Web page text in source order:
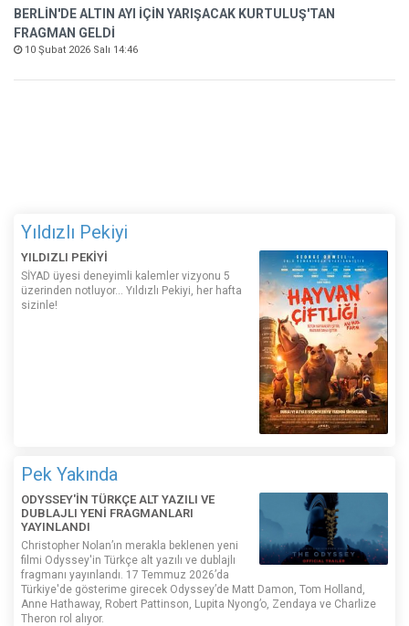
BERLİN'DE ALTIN AYI İÇİN YARIŞACAK KURTULUŞ'TAN
FRAGMAN GELDİ
10 Şubat 2026 Salı 14:46
Yıldızlı Pekiyi
YILDIZLI PEKİYİ
SİYAD üyesi deneyimli kalemler vizyonu 5
üzerinden notluyor... Yıldızlı Pekiyi, her hafta
sizinle!
Pek Yakında
ODYSSEY'İN TÜRKÇE ALT YAZILI VE
DUBLAJLI YENİ FRAGMANLARI
YAYINLANDI
Christopher Nolan’ın merakla beklenen yeni
filmi Odyssey'in Türkçe alt yazılı ve dublajlı
fragmanı yayınlandı. 17 Temmuz 2026’da
Türkiye'de gösterime girecek Odyssey’de Matt Damon, Tom Holland,
Anne Hathaway, Robert Pattinson, Lupita Nyong’o, Zendaya ve Charlize
Theron rol alıyor.